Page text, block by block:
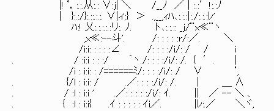
|! ﾟ，:.:.从:.: ∨:j| ＼ /__ﾉ ／│:.:′!:.:ﾉ
| }:.:/}:.::.:.:. ∨|ィ:} ＞ .,__,ｨﾊ､:.:.:|:./:.:.:ﾚ'
ﾊ:! 乂:.:.:.:.:リ:. ﾉ. ト､:.:.:: _j/¨x≪¨ヽ
,x≪:--斗'. /: : : : :r/:／. ＼
/i:i: : : : :∠ /: : : :/i/: / / ｉ
. / :i:i : : :/ ｀ヽ./: : : :/i/: /. { ′. |
/i : i:i: : /======ﾐ/: : : :/i/: / ∨ ‘,
. {/l : i:i: / .／: : : :/i/: /. | ＿ ∧
. / :l : i:i ' .／: : : : :/i/: ｲ. || ／ -- ＼ 、
. { :l : i:i{ .ｲ : : : : : ｲi／. |ﾚ:.／ ＼ヾ,